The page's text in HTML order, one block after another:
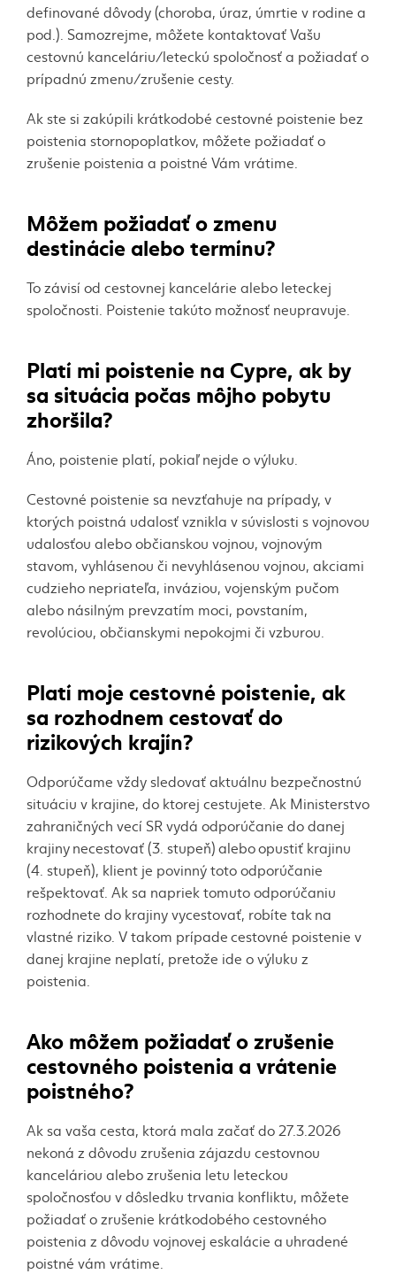
definované dôvody (choroba, úraz, úmrtie v rodine a
pod.). Samozrejme, môžete kontaktovať Vašu
cestovnú kanceláriu/leteckú spoločnosť a požiadať o
prípadnú zmenu/zrušenie cesty.
Ak ste si zakúpili krátkodobé cestovné poistenie bez
poistenia stornopoplatkov, môžete požiadať o
zrušenie poistenia a poistné Vám vrátime.
Môžem požiadať o zmenu
destinácie alebo termínu?
To závisí od cestovnej kancelárie alebo leteckej
spoločnosti. Poistenie takúto možnosť neupravuje.
Platí mi poistenie na Cypre, ak by
sa situácia počas môjho pobytu
zhoršila?
Áno, poistenie platí, pokiaľ nejde o výluku.
Cestovné poistenie sa nevzťahuje na prípady, v
ktorých poistná udalosť vznikla v súvislosti s vojnovou
udalosťou alebo občianskou vojnou, vojnovým
stavom, vyhlásenou či nevyhlásenou vojnou, akciami
cudzieho nepriateľa, inváziou, vojenským pučom
alebo násilným prevzatím moci, povstaním,
revolúciou, občianskymi nepokojmi či vzburou.
Platí moje cestovné poistenie, ak
sa rozhodnem cestovať do
rizikových krajín?
Odporúčame vždy sledovať aktuálnu bezpečnostnú
situáciu v krajine, do ktorej cestujete. Ak Ministerstvo
zahraničných vecí SR vydá odporúčanie do danej
krajinynecestovať (3. stupeň)aleboopustiť krajinu
(4. stupeň), klient je povinný toto odporúčanie
rešpektovať. Ak sa napriek tomuto odporúčaniu
rozhodnete do krajiny vycestovať, robíte takna
vlastné riziko . V takom prípadecestovné poistenie v
danej krajine neplatí, pretože ide o výluku z
poistenia.
Ako môžem požiadať o zrušenie
cestovného poistenia a vrátenie
poistného?
Ak sa vaša cesta, ktorá mala začať do 27.3.2026
nekoná z dôvodu zrušenia zájazdu cestovnou
kanceláriou alebo zrušenia letu leteckou
spoločnosťou v dôsledku trvania konfliktu, môžete
požiadať o zrušenie krátkodobého cestovného
poistenia z dôvodu vojnovej eskalácie a uhradené
poistné vám vrátime